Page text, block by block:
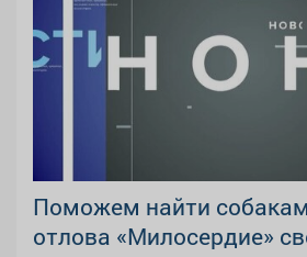
Поможем найти
отлова «Милосердие»